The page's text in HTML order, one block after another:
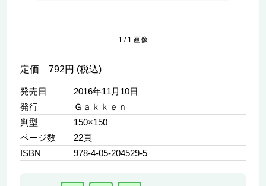
1 / 1 画像
定価 792円 (税込)
発売日
2016年11月10日
発行
Ｇａｋｋｅｎ
判型
150×150
ページ数
22頁
ISBN
978-4-05-204529-5